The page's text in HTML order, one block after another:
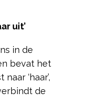
uit’
in de
bevat het
‘haar’,
de